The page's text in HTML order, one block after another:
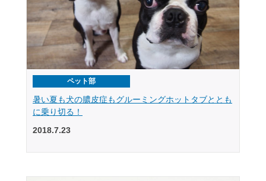
ペット部
暑い夏も犬の膿皮症もグルーミングホットタブととも
に乗り切る！
2018.7.23